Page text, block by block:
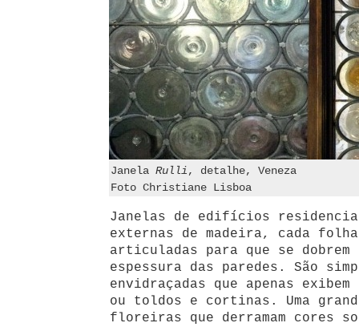
Janela Rulli, detalhe, Veneza
Foto Christiane Lisboa
Janelas de edifícios
externas de madeira, cada
articuladas para que se dobrem
espessura das paredes. São
envidraçadas que apenas
ou toldos e cortinas. Uma
floreiras que derramam cores